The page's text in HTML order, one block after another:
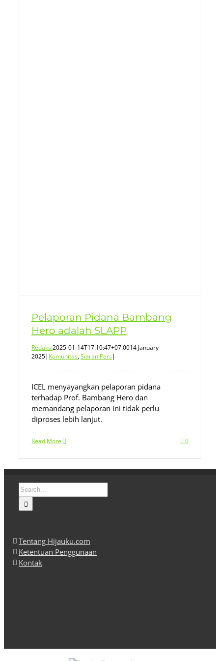
Pelaporan Pidana Bambang
Hero adalah SLAPP
Redaksi2025-01-14T17:10:47+07:0014 January
2025| Komunitas,Siaran Pers|
ICEL menyayangkan pelaporan pidana
terhadap Prof. Bambang Hero dan
memandang pelaporan ini tidak perlu
diproses lebih lanjut.
Read More 0
Search
for:
Tentang Hijauku.com
Ketentuan Penggunaan
Kontak